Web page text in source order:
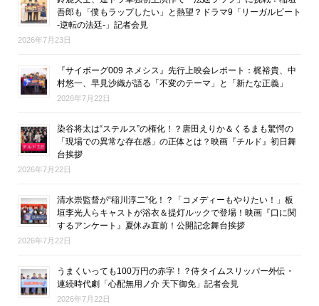
吾郎も「僕もラップしたい」と熱望？ドラマ9「リーガルビート
-逆転の法廷-」記者会見
2026年7月23日
『サイボーグ009 ネメシス』先行上映会レポート：梶裕貴、中
村悠一、早見沙織が語る「不変のテーマ」と「新たな正義」
2026年7月22日
染谷将太は“ステルス”の権化！？唐田えりか＆くるまも驚愕の
「現場での異常な存在感」の正体とは？映画『チルド』初日舞
台挨拶
2026年7月22日
清水崇監督が“稲川淳二”化！？「コメディーもやりたい！」板
垣李光人らキャストが浴衣＆提灯ルックで登場！映画『口に関
するアンケート』夏休み直前！公開記念舞台挨拶
2026年7月22日
うまくいっても100万円の赤字！？侍タイムスリッパー外伝・
連続時代劇「心配無用ノ介 天下御免」記者会見
2026年7月22日